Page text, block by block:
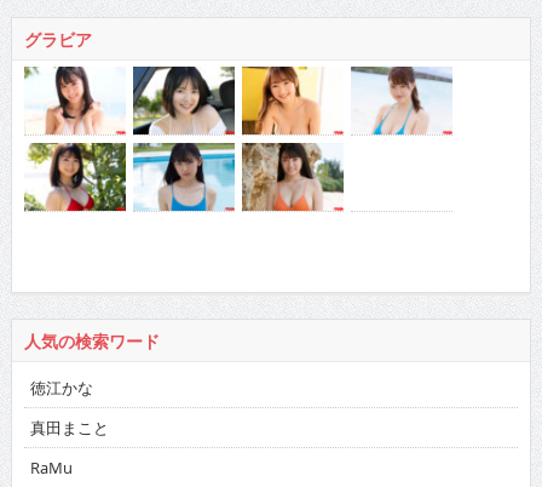
グラビア
人気の検索ワード
真田まこと
RaMu